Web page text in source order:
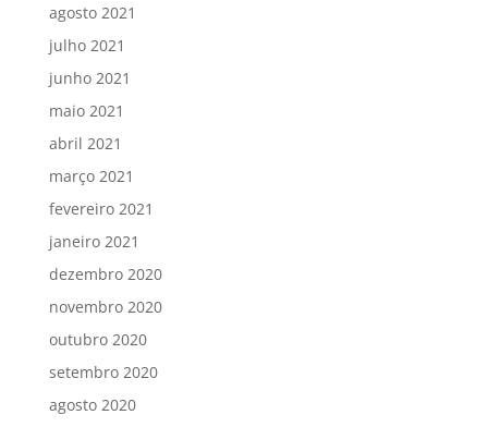
agosto 2021
julho 2021
junho 2021
maio 2021
abril 2021
março 2021
fevereiro 2021
janeiro 2021
dezembro 2020
novembro 2020
outubro 2020
setembro 2020
agosto 2020